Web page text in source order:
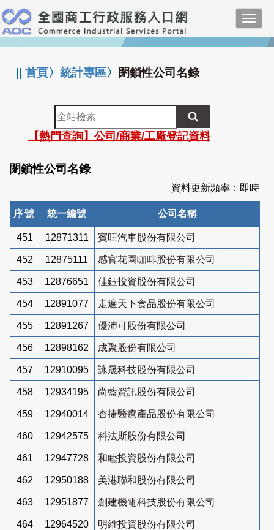
跳
到
主
要
:::
||首頁〉統計專區〉 閉鎖性公司名錄
全
站
檢
索
【熱門查詢】公司/商業/工廠登記資料
閉鎖性公司名錄
資料更新頻率：即時
序號 統一編號 公司名稱
451 12871311 賓旺汽車股份有限公司
452 12875111 感官花園咖啡股份有限公司
453 12876651 佳鈺投資股份有限公司
454 12891077 走遍天下食品股份有限公司
455 12891267 優沛可股份有限公司
456 12898162 成聚股份有限公司
457 12910095 詠晟科技股份有限公司
458 12934195 尚藍資訊股份有限公司
459 12940014 杏捷醫療產品股份有限公司
460 12942575 科法斯股份有限公司
461 12947728 和睦投資股份有限公司
462 12950188 美港聯和股份有限公司
463 12951877 創建機電科技股份有限公司
464 12964520 明維投資股份有限公司